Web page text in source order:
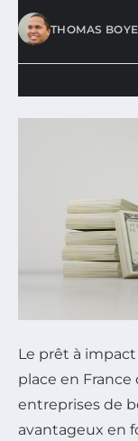
THOMAS
Le prêt à
place en France
entreprises de
avantageux en